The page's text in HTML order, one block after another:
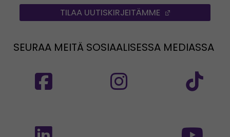
TILAA UUTISKIRJEITÄMME
SEURAA MEITÄ SOSIAALISESSA MEDIASSA